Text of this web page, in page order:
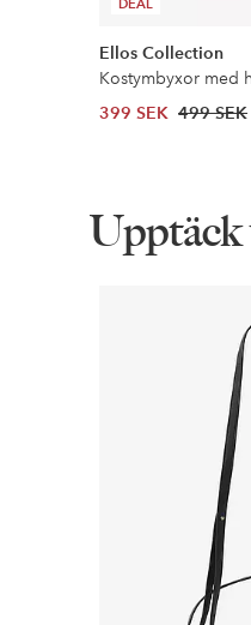
DEAL
Ellos Collection
Kostymbyxor med
399 SEK 499 SEK
Upptäck